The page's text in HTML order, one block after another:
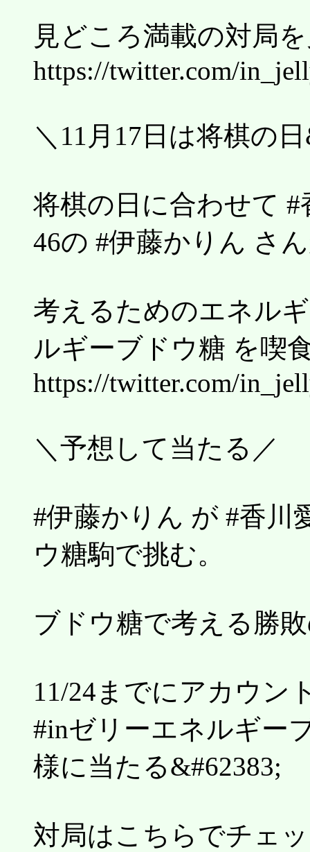
見どころ満載の対局
https://twitter.com/
＼11月17日は将棋の
将棋の日に合わせて
46の #伊藤かりん さ
考えるためのエネル
ルギーブドウ糖 を喫
https://twitter.com/
＼予想して当たる／
#伊藤かりん が #香川
ウ糖駒で挑む。
ブドウ糖で考える勝
11/24までにアカウン
#inゼリーエネルギー
様に当たる&#62383;
対局はこちらでチェ